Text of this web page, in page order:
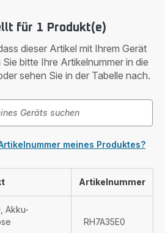
für 1 Produkt(e)
dieser Artikel mit Ihrem Gerät
bitte Ihre Artikelnummer in die
sehen Sie in der Tabelle nach.
meines Produktes?
Artikelnummer
Akku-
RH7A35E0